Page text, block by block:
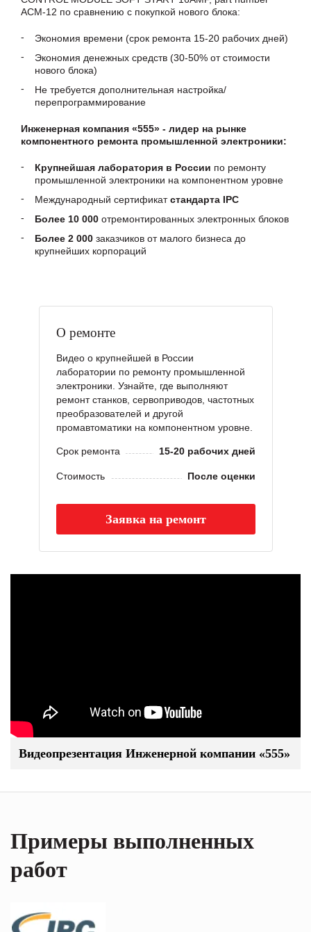
ACM-12 по сравнению с покупкой нового блока:
Экономия времени (срок ремонта 15-20 рабочих дней)
Экономия денежных средств (30-50% от стоимости
нового блока)
Не требуется дополнительная настройка/
перепрограммирование
Инженерная компания «555» - лидер на рынке
компонентного ремонта промышленной электроники:
Крупнейшая лаборатория в России по ремонту
промышленной электроники на компонентном уровне
Международный сертификатстандарта IPC
Более 10 000 отремонтированных электронных блоков
Более 2 000 заказчиков от малого бизнеса до
крупнейших корпораций
О ремонте
Видео о крупнейшей в России
лаборатории по ремонту промышленной
электроники. Узнайте, где выполняют
ремонт станков, сервоприводов, частотных
преобразователей и другой
промавтоматики на компонентном уровне.
Срок ремонта 15-20 рабочих дней
Стоимость После оценки
Заявка на ремонт
Видеопрезентация Инженерной компании «555»
Примеры выполненных
работ